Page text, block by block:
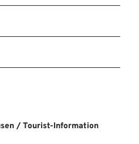
/ Tourist-Information